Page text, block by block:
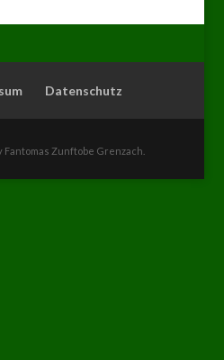
Datenschutz
Fantomas Zunftobe Grenzach.